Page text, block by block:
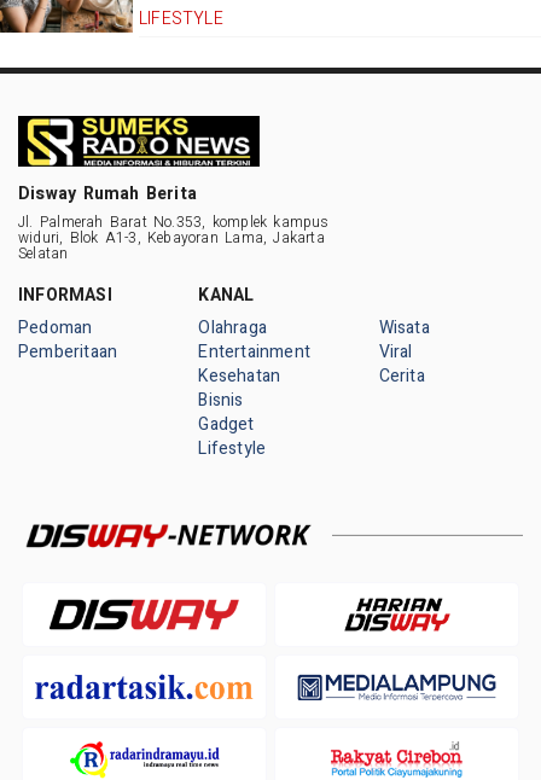
LIFESTYLE
Disway Rumah Berita
Jl. Palmerah Barat No.353, komplek kampus
widuri, Blok A1-3, Kebayoran Lama, Jakarta
Selatan
INFORMASI
Pedoman
Pemberitaan
KANAL
Olahraga
Entertainment
Kesehatan
Bisnis
Gadget
Lifestyle
Wisata
Viral
Cerita